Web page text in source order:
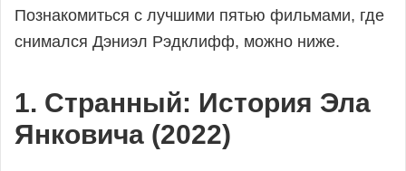
Познакомиться с лучшими пятью фильмами, где
снимался Дэниэл Рэдклифф, можно ниже.
1. Странный: История Эла
Янковича (2022)